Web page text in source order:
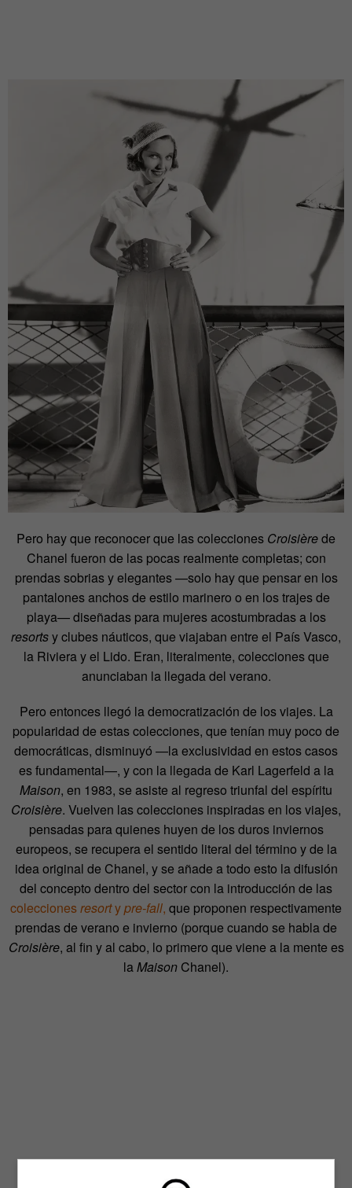
Pero hay que reconocer que las colecciones Croisièrede
Chanel fueron de las pocas realmente completas; con
prendas sobrias y elegantes —solo hay que pensar en los
pantalones anchos de estilo marinero o en los trajes de
playa— diseñadas para mujeres acostumbradas a los
resortsy clubes náuticos, que viajaban entre el País Vasco,
la Riviera y el Lido. Eran, literalmente, colecciones que
anunciaban la llegada del verano.
Pero entonces llegó la democratización de los viajes. La
popularidad de estas colecciones, que tenían muy poco de
democráticas, disminuyó —la exclusividad en estos casos
es fundamental—, y con la llegada de Karl Lagerfeld a la
Maison, en 1983, se asiste al regreso triunfal del espíritu
Croisière. Vuelven las colecciones inspiradas en los viajes,
pensadas para quienes huyen de los duros inviernos
europeos, se recupera el sentido literal del término y de la
idea original de Chanel, y se añade a todo esto la difusión
del concepto dentro del sector con la introducción de las
coleccionesresortypre-fall, que proponen respectivamente
prendas de verano e invierno (porque cuando se habla de
Croisière, al fin y al cabo, lo primero que viene a la mente es
laMaison Chanel).